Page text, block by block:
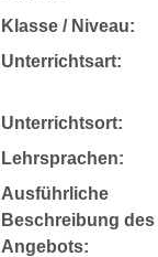
Klasse / Niveau:
Unterrichtsart:
Unterrichtsort:
Lehrsprachen:
Ausführliche
Beschreibung des
Angebots: